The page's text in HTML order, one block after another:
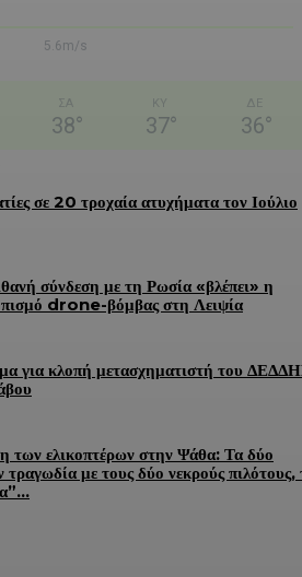
5.6m/s
ΣΑ
38°
ΚΥ
37°
ΔΕ
36°
σε 20 τροχαία ατυχήματα τον Ιούλιο
σύνδεση με τη Ρωσία «βλέπει» η
drone-βόμβας στη Λειψία
για κλοπή μετασχηματιστή του
των ελικοπτέρων στην Ψάθα: Τα δύο
τραγωδία με τους δύο νεκρούς πιλότους,